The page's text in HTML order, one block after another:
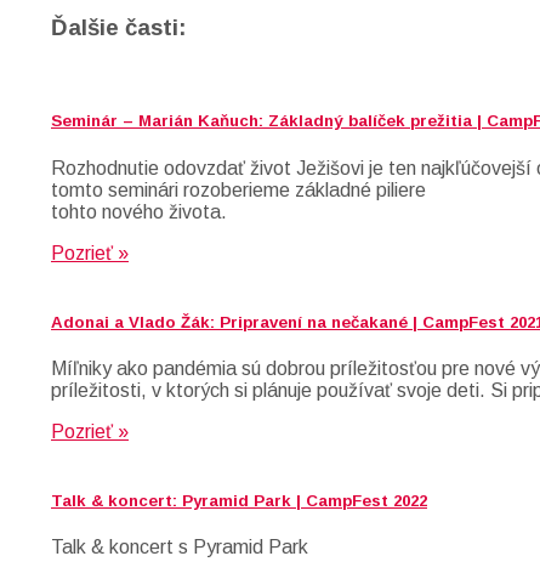
Ďalšie časti:
Seminár – Marián Kaňuch: Základný balíček prežitia |
Rozhodnutie odovzdať život Ježišovi je ten
tomto seminári rozoberieme základné piliere
tohto nového života.
Pozrieť »
Adonai a Vlado Žák: Pripravení na nečakané | CampFest
Míľniky ako pandémia sú dobrou príležitosťou pre nové
príležitosti, v ktorých si plánuje používať svoje deti. Si
Pozrieť »
Talk & koncert: Pyramid Park | CampFest 2022
Talk & koncert s Pyramid Park